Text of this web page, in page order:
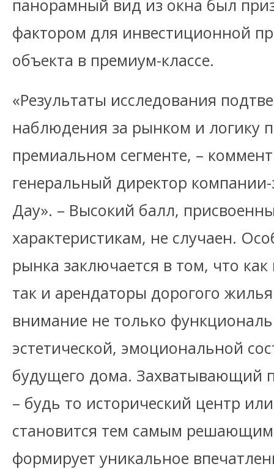
панорамный вид из окна был
фактором для инвестиционной
объекта в премиум-классе.
«Результаты исследования
наблюдения за рынком и логику
премиальном сегменте, –
генеральный директор
Дау». – Высокий балл,
характеристикам, не случаен.
рынка заключается в том, что
так и арендаторы дорогого
внимание не только
эстетической, эмоциональной
будущего дома. Захватывающий
– будь то исторический центр
становится тем самым
формирует уникальное